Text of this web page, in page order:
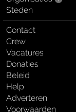
Steden
Contact
Crew
Vacatures
Donaties
Beleid
Help
Adverteren
Voorwaarden